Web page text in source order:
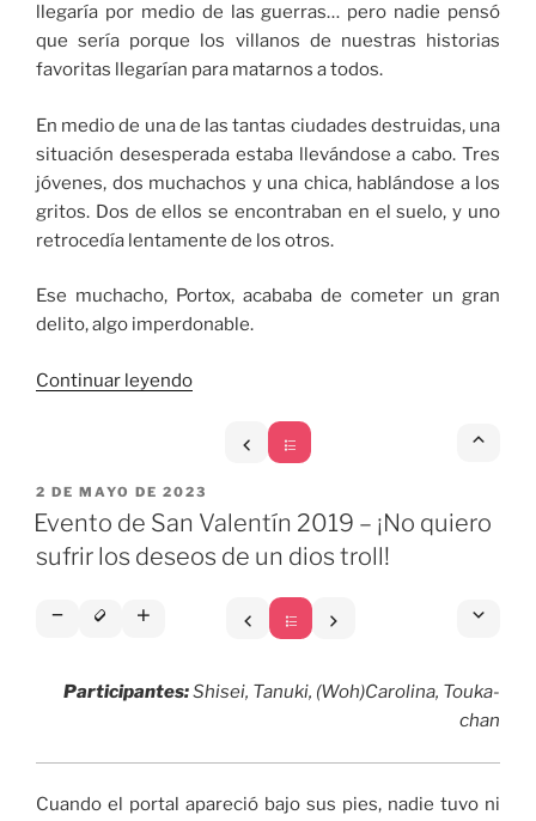
llegaría por medio de las guerras… pero nadie pensó
que sería porque los villanos de nuestras historias
favoritas llegarían para matarnos a todos.
En medio de una de las tantas ciudades destruidas, una
situación desesperada estaba llevándose a cabo. Tres
jóvenes, dos muchachos y una chica, hablándose a los
gritos. Dos de ellos se encontraban en el suelo, y uno
retrocedía lentamente de los otros.
Ese muchacho, Portox, acababa de cometer un gran
delito, algo imperdonable.
Continuar leyendo«Evento
2019
–
Lord
puerta
PUBLICADO
EL
2 DE MAYO DE 2023
Evento de San Valentín 2019 – ¡No quiero
sufrir los deseos de un dios troll!
Participantes:Shisei, Tanuki, (Woh)Carolina, Touka-
chan
Cuando el portal apareció bajo sus pies, nadie tuvo ni